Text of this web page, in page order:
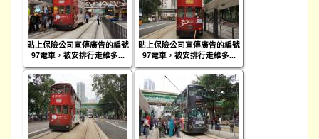
貼上保險公司宣傳廣告的編號
97電車，被安排行走維多...
貼上保險公司宣傳廣告的編號
97電車，被安排行走維多...